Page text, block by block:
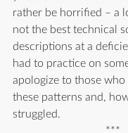
rather be horrified – a
not the best technical
descriptions at a
had to practice on
apologize to those
these patterns and,
struggled.
***